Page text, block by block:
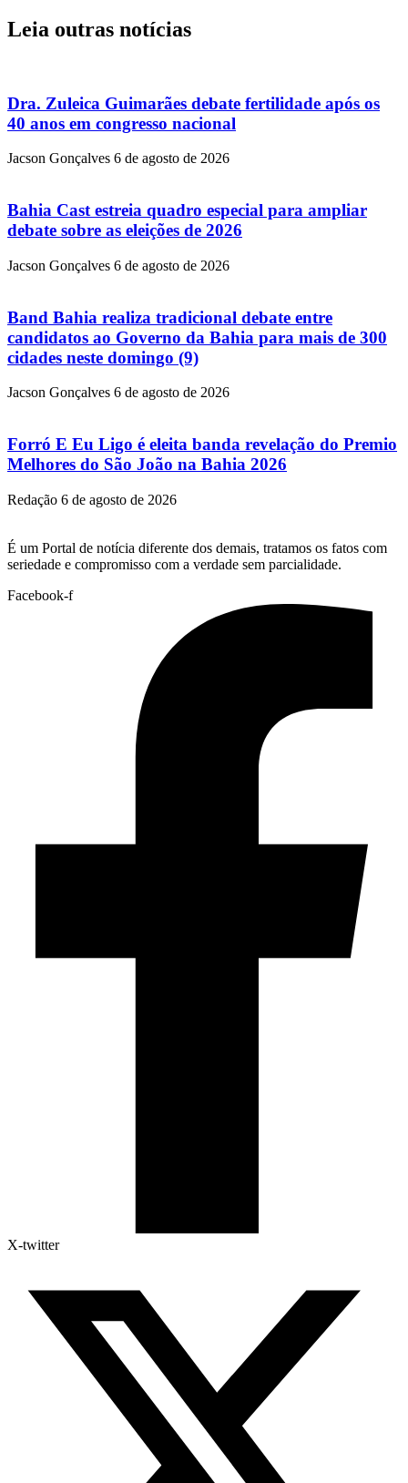
Leia outras notícias
Dra. Zuleica Guimarães debate fertilidade após os
40 anos em congresso nacional
Jacson Gonçalves 6 de agosto de 2026
Bahia Cast estreia quadro especial para ampliar
debate sobre as eleições de 2026
Jacson Gonçalves 6 de agosto de 2026
Band Bahia realiza tradicional debate entre
candidatos ao Governo da Bahia para mais de 300
cidades neste domingo (9)
Jacson Gonçalves 6 de agosto de 2026
Forró E Eu Ligo é eleita banda revelação do Premio
Melhores do São João na Bahia 2026
Redação 6 de agosto de 2026
É um Portal de notícia diferente dos demais, tratamos os fatos com
seriedade e compromisso com a verdade sem parcialidade.
Facebook-f
X-twitter